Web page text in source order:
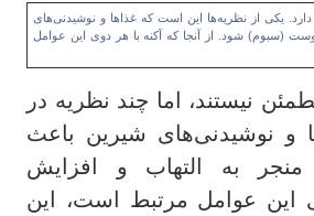
یکی از نظریه‌ها این است که غذاها و نوشیدنی‌های
(سبوم) شود. از آنجا که آکنه با هر دوی این عوامل
نیستند، اما چند نظریه در
و نوشیدنی‌های شیرین باعث
به التهاب و افزایش
این عوامل مرتبط است، این